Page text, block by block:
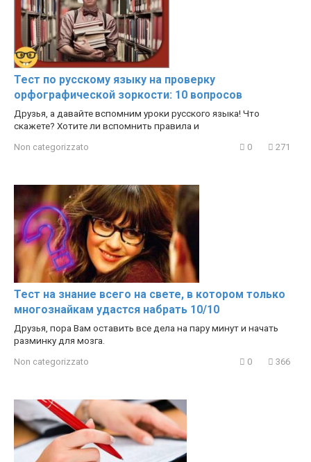
Тест по русскому языку на проверку
орфографической зоркости: 10 вопросов
Друзья, а давайте вспомним уроки русского языка! Что
скажете? Хотите ли вспомнить правила и
Non categorizzato 0 271
Тест на знание всего на свете, в котором только
многознайкам удастся набрать 10/10
Друзья, пора Вам оставить все дела на пару минут и начать
разминку для мозга.
Non categorizzato 0 366